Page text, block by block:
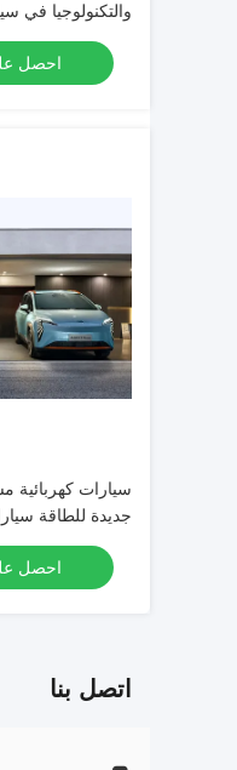
والتكنولوجيا في
احصل
سيارات كهربائية
جديدة للطاقة
احصل
اتصل بنا